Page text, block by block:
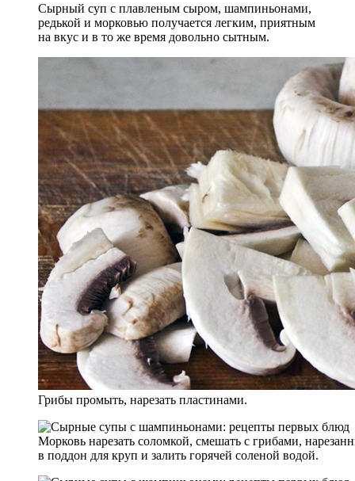
Сырный суп с плавленым сыром, шампиньонами,
редькой и морковью получается легким, приятным
на вкус и в то же время довольно сытным.
Грибы промыть, нарезать пластинами.
Морковь нарезать соломкой, смешать с грибами,
в поддон для круп и залить горячей соленой водой.